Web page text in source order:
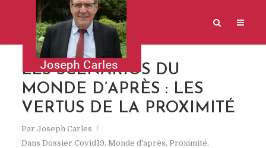
LES SCENARIOS DU
MONDE D’APRÈS : LES
VERTUS DE LA PROXIMITÉ
Par Joseph Carles
Dans Dossier Covid19, Monde d'après, Proximité,